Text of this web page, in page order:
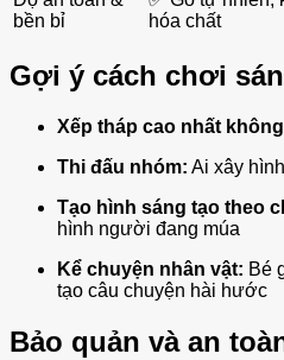
bền bỉ
hóa chất
Gợi ý cách chơi
Xếp tháp cao nhất
Thi đấu nhóm: Ai xây
Tạo hình sáng tạo theo
hình người đang múa
Kể chuyện nhân vật: Bé
tạo câu chuyện hài hước
Bảo quản và an